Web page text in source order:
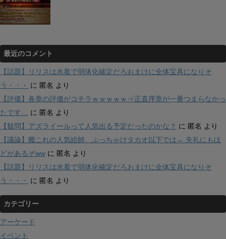
最近のコメント
【話題】リリスは水着で弱体化確定だろおまけに全体宝具になりそ
う・・・
に 匿名 より
【評価】各章の評価がコチラｗｗｗｗｗ⇒正直序章が一番つまらなかっ
たです…
に 匿名 より
【疑問】アズライールって人気出る予定だったのかな？ に 匿名 より
【議論】艦これの人気絵師、ぶっちゃけタカオ以下では← 失礼にもほ
どがあるぞww に 匿名 より
【話題】リリスは水着で弱体化確定だろおまけに全体宝具になりそ
う・・・
に 匿名 より
カテゴリー
アーケード
イベント